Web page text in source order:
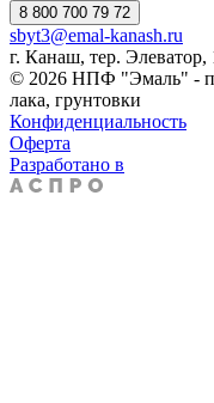
8 800 700 79 72
sbyt3@emal-kanash.ru
г. Канаш, тер. Элеватор,
© 2026 НПФ "Эмаль" -
лака, грунтовки
Конфиденциальность
Оферта
Разработано в